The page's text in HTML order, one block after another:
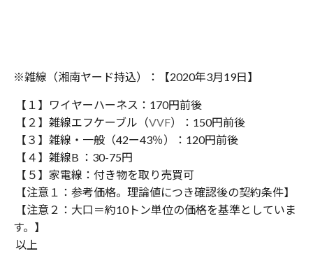
※雑線（湘南ヤード持込）：【2020年3月19日】
【１】ワイヤーハーネス：170円前後
【２】雑線エフケーブル（VVF）：150円前後
【３】雑線・一般（42ー43％）：120円前後
【４】雑線B ：30-75円
【５】家電線：付き物を取り売買可
【注意１：参考価格。理論値につき確認後の契約条件】
【注意２：大口＝約10トン単位の価格を基準としていま
す。】
以上